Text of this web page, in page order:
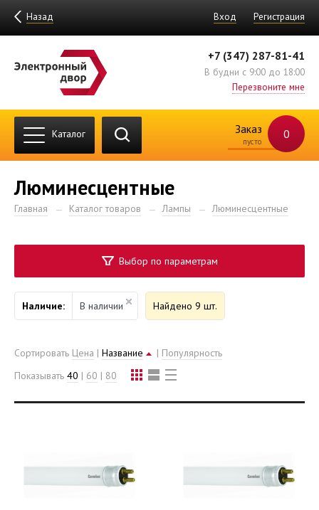
Назад Вход Регистрация
+7 (347) 287-81-41
В будни с 9:00 до 18:00
Перезвоните мне
Каталог Заказ 0
пусто
Люминесцентные
Главная Каталог товаров Лампы Люминесцентные
Выбор по параметрам
Наличие: В наличии Найдено 9 шт.
Сортировать Цена | Название | Популярность
Показывать 40 | 60 | 80